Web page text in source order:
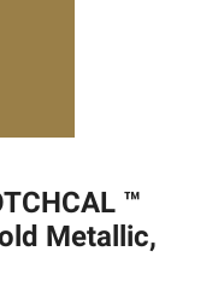
™
Metallic,